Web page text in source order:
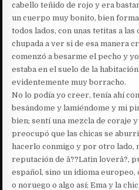
cabello teñido de rojo y era
un cuerpo muy bonito, bien
todos lados, con unas tetitas a las
chupada a ver si de esa manera
comenzó a besarme el pecho y
estaba en el suelo de la
evidentemente muy borracho.
No lo podía yo creer, tenía ahí
besándome y lamiéndome y mi
bien; sentí una mezcla de coraje
preocupó que las chicas se
hacerlo conmigo y por otro lado,
reputación de â??Latin loverâ?,
español, sino un idioma europeo,
o noruego o algo así; Ema y la